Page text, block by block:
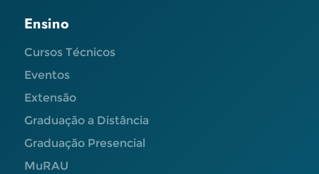
Ensino
Cursos Técnicos
Eventos
Extensão
Graduação a Distância
Graduação Presencial
MuRAU